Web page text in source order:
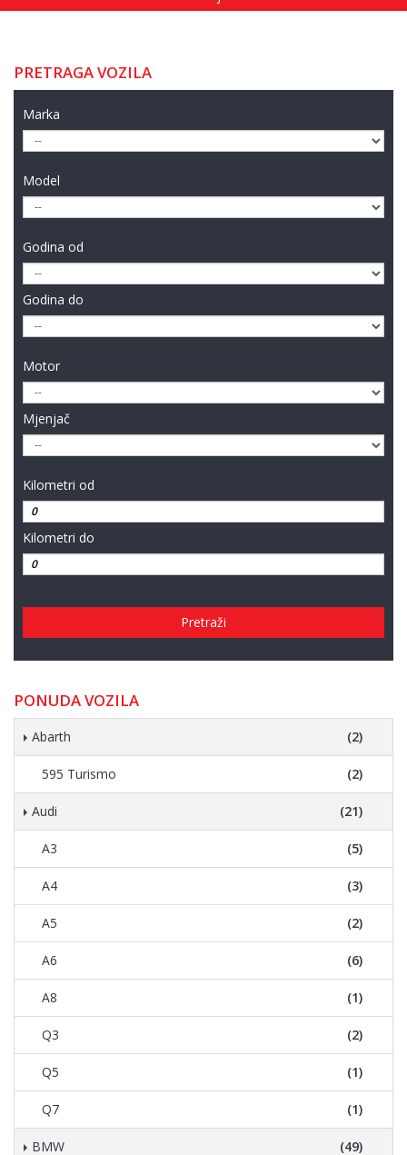
PRETRAGA VOZILA
Marka
Model
Godina od
Godina do
Motor
Mjenjač
Kilometri od
Kilometri do
Pretraži
PONUDA VOZILA
Abarth (2)
595 Turismo (2)
Audi (21)
A3 (5)
A4 (3)
A5 (2)
A6 (6)
A8 (1)
Q3 (2)
Q5 (1)
Q7 (1)
BMW (49)